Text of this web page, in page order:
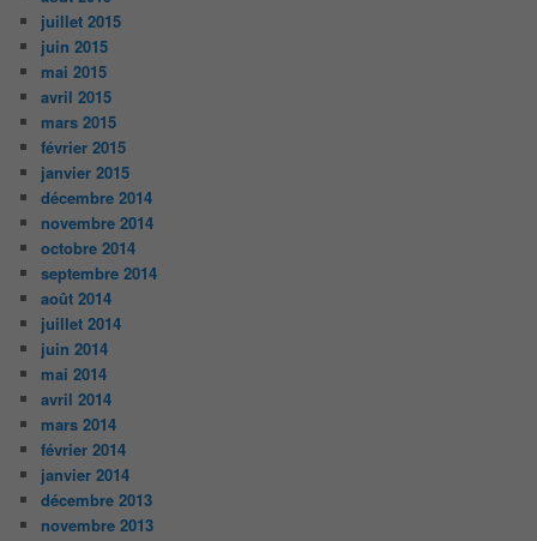
juillet 2015
juin 2015
mai 2015
avril 2015
mars 2015
février 2015
janvier 2015
décembre 2014
novembre 2014
octobre 2014
septembre 2014
août 2014
juillet 2014
juin 2014
mai 2014
avril 2014
mars 2014
février 2014
janvier 2014
décembre 2013
novembre 2013